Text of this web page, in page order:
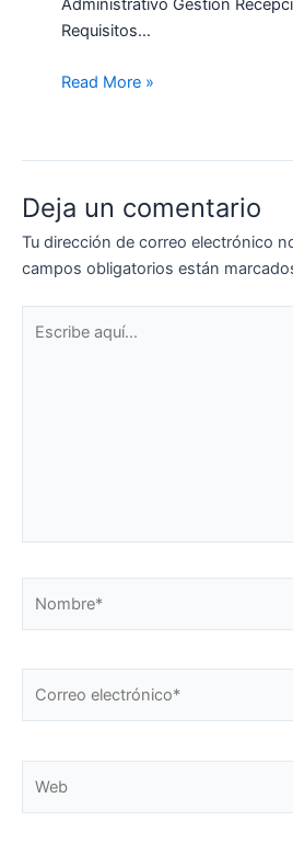
Administrativo Gestión
Requisitos…
Read More »
Deja un comentario
Tu dirección de correo electrónico
campos obligatorios están
aquí...